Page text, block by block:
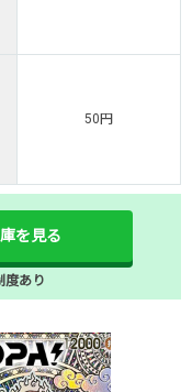
50円
を見る
度あり